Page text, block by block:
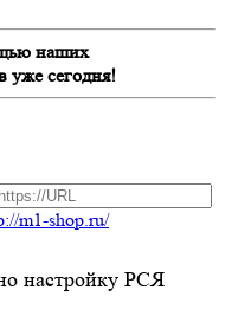
наших
уже сегодня!
m1-shop.ru/
настройку РСЯ